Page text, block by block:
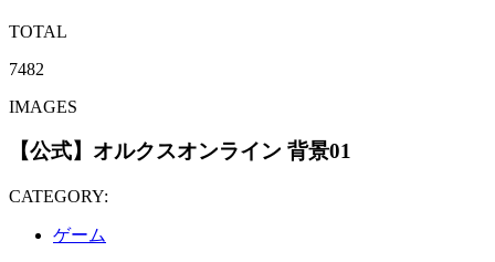
TOTAL
7482
IMAGES
【公式】オルクスオンライン 背景01
CATEGORY:
ゲーム